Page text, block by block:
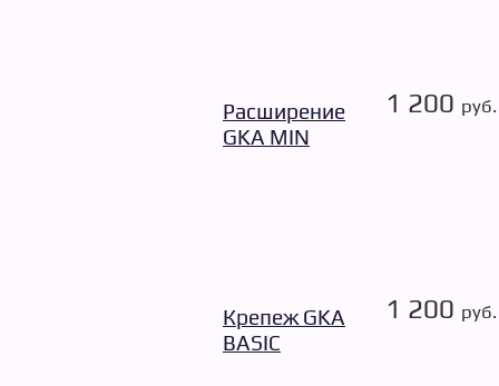
Расширение
GKA MIN
1 200 руб.
Крепеж GKA
BASIC
1 200 руб.